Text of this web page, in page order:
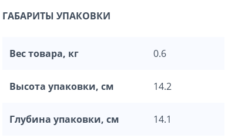
ГАБАРИТЫ УПАКОВКИ
Вес товара, кг 0.6
Высота упаковки, см 14.2
Глубина упаковки, см 14.1